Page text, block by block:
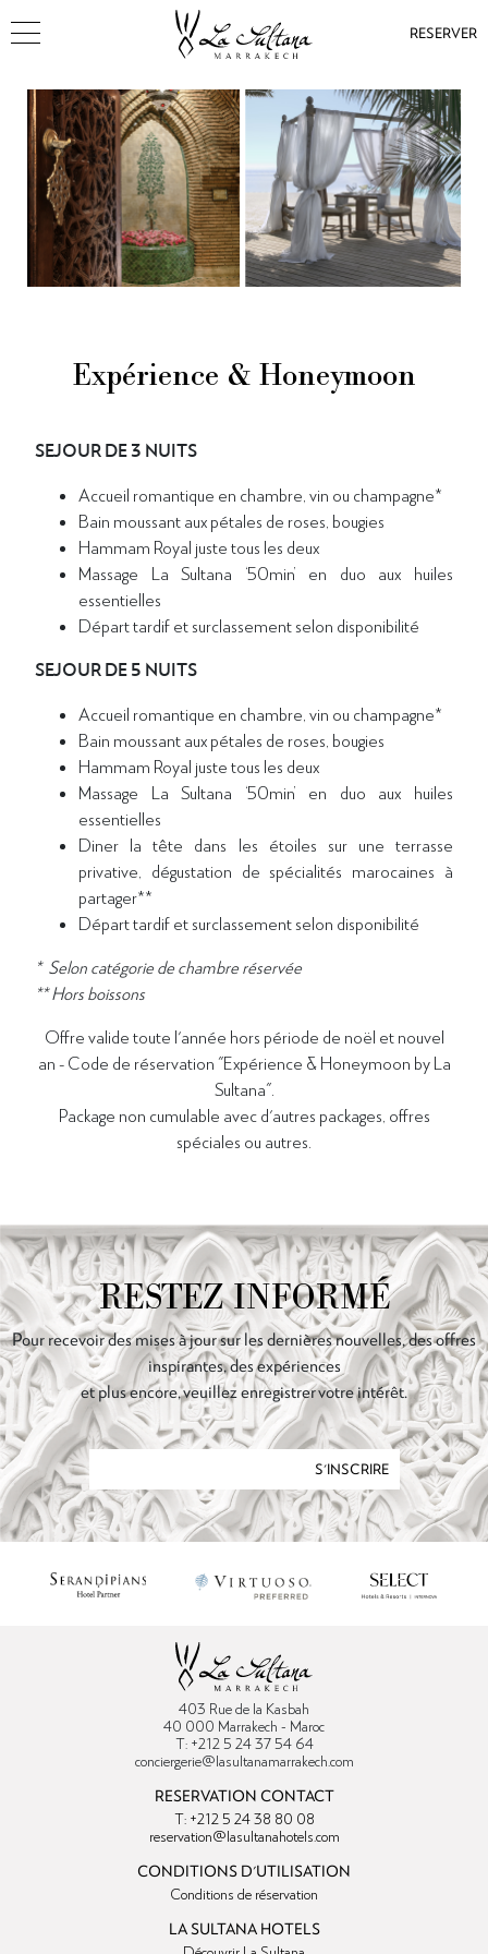
RESERVER
Expérience & Honeymoon
SEJOUR DE 3 NUITS
Accueil romantique en chambre, vin ou champagne*
Bain moussant aux pétales de roses, bougies
Hammam Royal juste tous les deux
Massage La Sultana ‘50min’ en duo aux huiles
essentielles
Départ tardif et surclassement selon disponibilité
SEJOUR DE 5 NUITS
Accueil romantique en chambre, vin ou champagne*
Bain moussant aux pétales de roses, bougies
Hammam Royal juste tous les deux
Massage La Sultana ‘50min’ en duo aux huiles
essentielles
Diner la tête dans les étoiles sur une terrasse
privative, dégustation de spécialités marocaines à
partager**
Départ tardif et surclassement selon disponibilité
* Selon catégorie de chambre réservée
** Hors boissons
Offre valide toute l'année hors période de noël et nouvel
an - Code de réservation "Expérience & Honeymoon by La
Sultana".
Package non cumulable avec d'autres packages, offres
spéciales ou autres.
RESTEZ INFORMÉ
Pour recevoir des mises à jour sur les dernières nouvelles, des offres
inspirantes, des expériences
et plus encore, veuillez enregistrer votre intérêt.
S'INSCRIRE
403 Rue de la Kasbah
40 000 Marrakech - Maroc
T: +212 5 24 37 54 64
conciergerie@lasultanamarrakech.com
RESERVATION CONTACT
T: +212 5 24 38 80 08
reservation@lasultanahotels.com
CONDITIONS D'UTILISATION
Conditions de réservation
LA SULTANA HOTELS